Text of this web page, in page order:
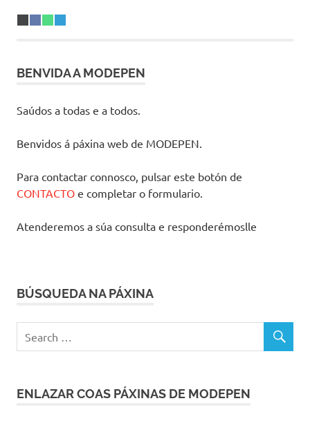
Share
X Share
Facebook
Share
WhatsApp
Share
Telegram
BENVIDA A MODEPEN
Saúdos a todas e a todos.
Benvidos á páxina web de MODEPEN.
Para contactar connosco, pulsar este botón de
CONTACTO e completar o formulario.
Atenderemos a súa consulta e responderémoslle
BÚSQUEDA NA PÁXINA
ENLAZAR COAS PÁXINAS DE MODEPEN